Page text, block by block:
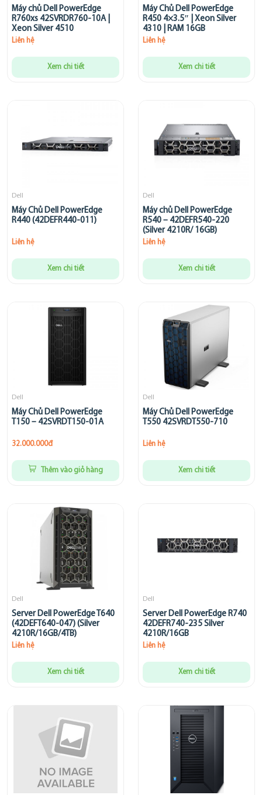
Máy chủ Dell PowerEdge
R760xs 42SVRDR760-10A |
Xeon Silver 4510
Liên hệ
Xem chi tiết
Máy Chủ Dell PowerEdge
R450 4×3.5″ | Xeon Silver
4310 | RAM 16GB
Liên hệ
Xem chi tiết
Dell
Máy Chủ Dell PowerEdge
R440 (42DEFR440-011)
Liên hệ
Xem chi tiết
Dell
Máy chủ Dell PowerEdge
R540 – 42DEFR540-220
(Silver 4210R/ 16GB)
Liên hệ
Xem chi tiết
Dell
Máy Chủ Dell PowerEdge
T150 – 42SVRDT150-01A
32.000.000đ
Thêm vào giỏ hàng
Dell
Máy Chủ Dell PowerEdge
T550 42SVRDT550-710
Liên hệ
Xem chi tiết
Dell
Server Dell PowerEdge T640
(42DEFT640-047) (Silver
4210R/16GB/4TB)
Liên hệ
Xem chi tiết
Dell
Server Dell PowerEdge R740
42DEFR740-235 Silver
4210R/16GB
Liên hệ
Xem chi tiết